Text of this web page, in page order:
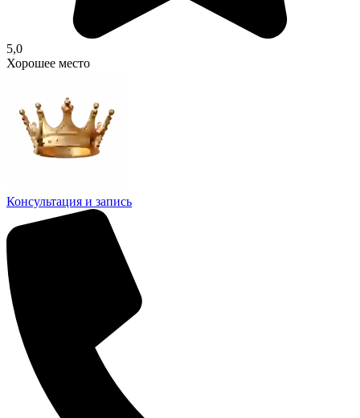
5,0
Хорошее место
Консультация и запись